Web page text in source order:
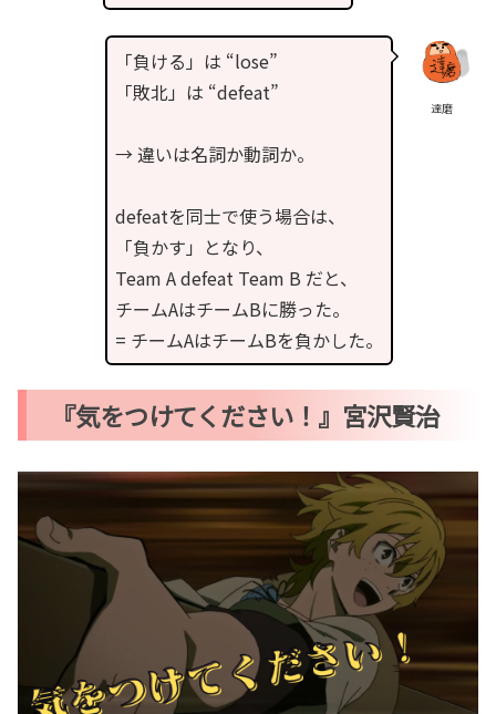
達磨
「負ける」は “lose”
「敗北」は “defeat”
→ 違いは名詞か動詞か。
defeatを同士で使う場合は、
「負かす」となり、
Team A defeat Team B だと、
チームAはチームBに勝った。
= チームAはチームBを負かした。
『気をつけてください！』宮沢賢治